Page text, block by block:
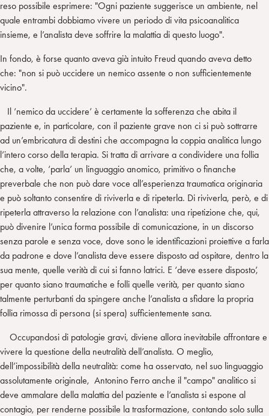
reso possibile esprimere: "Ogni paziente suggerisce un ambiente, nel
quale entrambi dobbiamo vivere un periodo di vita psicoanalitica
insieme, e l’analista deve soffrire la malattia di questo luogo".
In fondo, è forse quanto aveva già intuito Freud quando aveva detto
che: "non si può uccidere un nemico assente o non sufficientemente
vicino".
Il ‘nemico da uccidere’ è certamente la sofferenza che abita il
paziente e, in particolare, con il paziente grave non ci si può sottrarre
ad un’embricatura di destini che accompagna la coppia analitica lungo
l’intero corso della terapia. Si tratta di arrivare a condividere una follia
che, a volte, ‘parla’ un linguaggio anomico, primitivo o finanche
preverbale che non può dare voce all’esperienza traumatica originaria
e può soltanto consentire di riviverla e di ripeterla. Di riviverla, però, e di
ripeterla attraverso la relazione con l’analista: una ripetizione che, qui,
può divenire l’unica forma possibile di comunicazione, in un discorso
senza parole e senza voce, dove sono le identificazioni proiettive a farla
da padrone e dove l’analista deve essere disposto ad ospitare, dentro la
sua mente, quelle verità di cui si fanno latrici. E ‘deve essere disposto’,
per quanto siano traumatiche e folli quelle verità, per quanto siano
talmente perturbanti da spingere anche l’analista a sfidare la propria
follia rimossa di persona (si spera) sufficientemente sana.
Occupandosi di patologie gravi, diviene allora inevitabile affrontare e
vivere la questione della neutralità dell’analista. O meglio,
dell’impossibilità della neutralità: come ha osservato, nel suo linguaggio
assolutamente originale, Antonino Ferro anche il "campo" analitico si
deve ammalare della malattia del paziente e l’analista si espone al
contagio, per renderne possibile la trasformazione, contando solo sulla